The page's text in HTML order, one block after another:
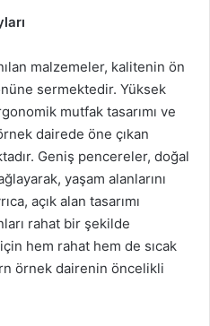
malzemeler, kalitenin ön
sermektedir. Yüksek
mutfak tasarımı ve
dairede öne çıkan
Geniş pencereler, doğal
yaşam alanlarını
açık alan tasarımı
rahat bir şekilde
hem rahat hem de sıcak
örnek dairenin öncelikli